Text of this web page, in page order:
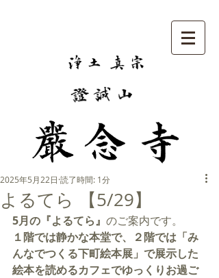
よるてら 【5/29】
2025年5月22日 読了時間: 1分
5月の『よるてら』 のご案内です。
１階では静かな本堂で、２階では「み
んなでつくる下町絵本展」で展示した
絵本を読めるカフェでゆっくりお過ご